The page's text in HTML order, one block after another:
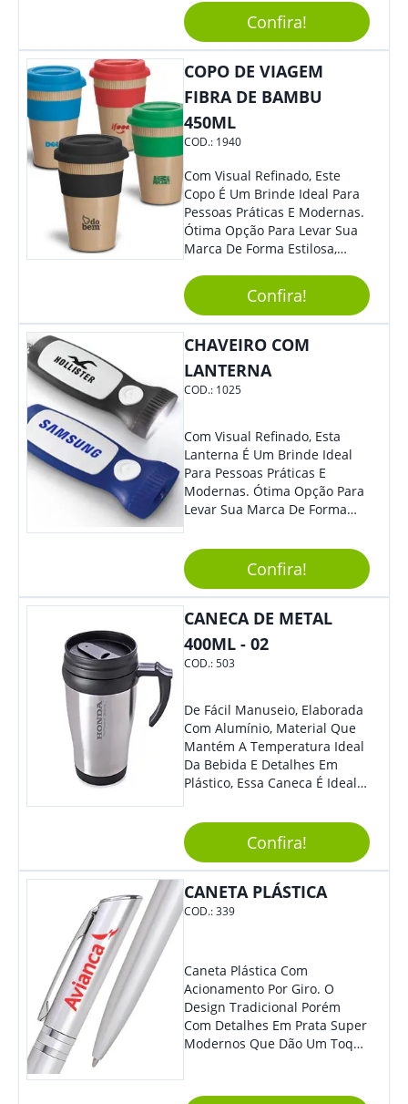
Dúvidas É Um Brinde Prático
Que Levará Sua Marca Com
Muito Estilo, Agradando À
Todos.
Confira!
COPO DE VIAGEM
FIBRA DE BAMBU
450ML
COD.: 1940
Com Visual Refinado, Este
Copo É Um Brinde Ideal Para
Pessoas Práticas E Modernas.
Ótima Opção Para Levar Sua
Marca De Forma Estilosa,
Empresa Em Eventos,
Reuniões Corporativas Ou Até
Mesmo Para Presentear
Colaboradores.
Confira!
CHAVEIRO COM
LANTERNA
COD.: 1025
Com Visual Refinado, Esta
Lanterna É Um Brinde Ideal
Para Pessoas Práticas E
Modernas. Ótima Opção Para
Levar Sua Marca De Forma
Sua Empresa Em Eventos,
Reuniões Corporativas Ou Até
Mesmo Para Presentear
Colaboradores E Parceiros De
Sua Empresa.
Confira!
CANECA DE METAL
400ML - 02
COD.:503
De Fácil Manuseio, Elaborada
Com Alumínio, Material Que
Mantém A Temperatura Ideal
Da Bebida E Detalhes Em
Plástico, Essa Caneca É Ideal
Estilo E Surpreender À Todos.
Versátil, O Brinde Se Adequa
À Feiras, Eventos E Até Mesmo
Datas Especiais.
Confira!
CANETA PLÁSTICA
COD.:339
Caneta Plástica Com
Acionamento Por Giro. O
Design Tradicional Porém
Com Detalhes Em Prata Super
Modernos Que Dão Um Toque